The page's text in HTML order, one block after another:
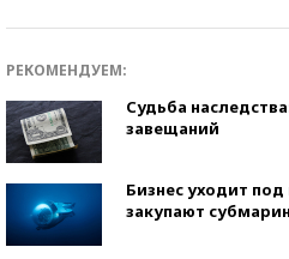
РЕКОМЕНДУЕМ:
Судьба
завещаний
Бизнес уходит
закупают